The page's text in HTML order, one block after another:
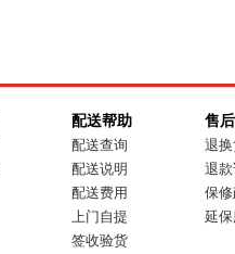
配送帮助
配送查询
配送说明
配送费用
上门自提
签收验货
售
退
退
保
延